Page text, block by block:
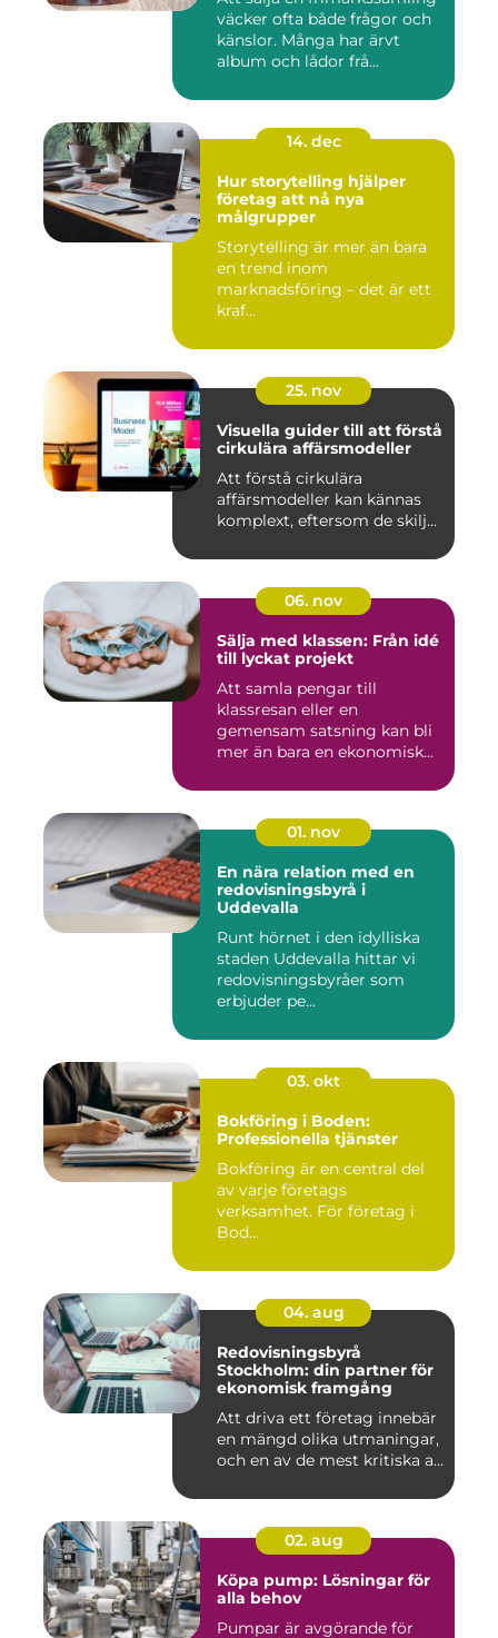
väcker ofta både frågor och
känslor. Många har ärvt
album och lådor frå...
14. dec
Hur storytelling hjälper
företag att nå nya
målgrupper
Storytelling är mer än bara
en trend inom
marknadsföring – det är ett
kraf...
25. nov
Visuella guider till att förstå
cirkulära affärsmodeller
Att förstå cirkulära
affärsmodeller kan kännas
komplext, eftersom de skilj...
06. nov
Sälja med klassen: Från idé
till lyckat projekt
Att samla pengar till
klassresan eller en
gemensam satsning kan bli
mer än bara en ekonomisk
01. nov
En nära relation med en
redovisningsbyrå i
Uddevalla
Runt hörnet i den idylliska
staden Uddevalla hittar vi
redovisningsbyråer som
erbjuder pe...
03. okt
Bokföring i Boden:
Professionella tjänster
Bokföring är en central del
av varje företags
verksamhet. För företag i
Bod...
04. aug
Redovisningsbyrå
Stockholm: din partner för
ekonomisk framgång
Att driva ett företag innebär
en mängd olika utmaningar,
och en av de mest kritiska a...
02. aug
Köpa pump: Lösningar för
alla behov
Pumpar är avgörande för